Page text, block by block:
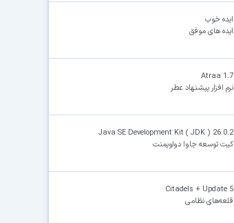
ایده خوب
ایده های موفق
Atraa 1.7
نرم افزار پیشنهاد عطر
Java SE Development Kit ( JDK ) 26.0.2
کیت توسعه جاوا دولوپمنت
Citadels + Update 5
قلعه‌های نظامی